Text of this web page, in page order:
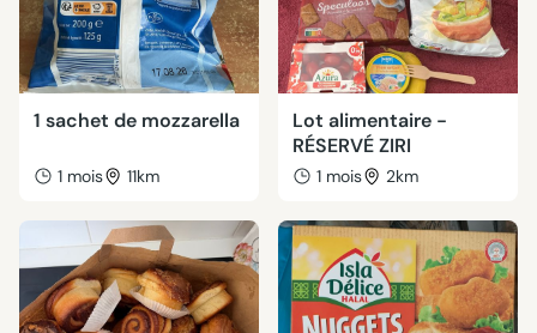
1 sachet de mozzarella
1 mois 11km
Lot alimentaire -
RÉSERVÉ ZIRI
1 mois 2km